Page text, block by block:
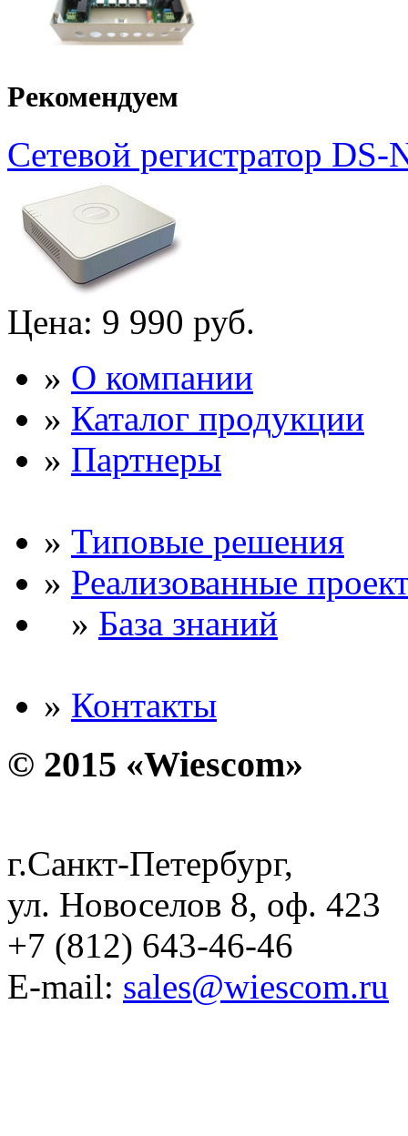
Рекомендуем
Сетевой регистратор DS-
Цена: 9 990 руб.
» О компании
» Каталог продукции
» Партнеры
» Типовые решения
» Реализованные
» База знаний
» Контакты
© 2015 «Wiescom»
г.Санкт-Петербург,
ул. Новоселов 8, оф. 423
+7 (812) 643-46-46
E-mail: sales@wiescom.ru